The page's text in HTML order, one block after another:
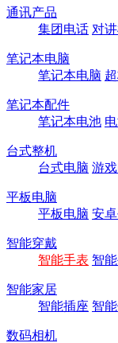
通讯产品
集团电话 对
笔记本电脑
笔记本电脑
笔记本配件
笔记本电池
台式整机
台式电脑 游
平板电脑
平板电脑 安
智能穿戴
智能手表 智
智能家居
智能插座 智
数码相机